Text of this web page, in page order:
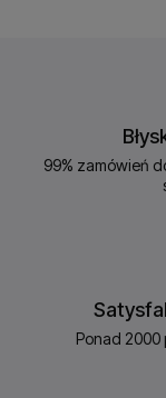
99% zamówień
Ponad